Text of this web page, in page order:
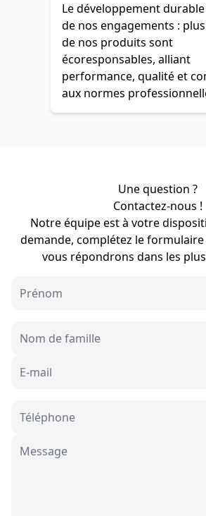
Le développement
de nos engagements :
de nos produits sont
écoresponsables, alliant
performance, qualité et
aux normes
Une question ?
Contactez-nous !
Notre équipe est à votre
demande, complétez le formulaire
vous répondrons dans les